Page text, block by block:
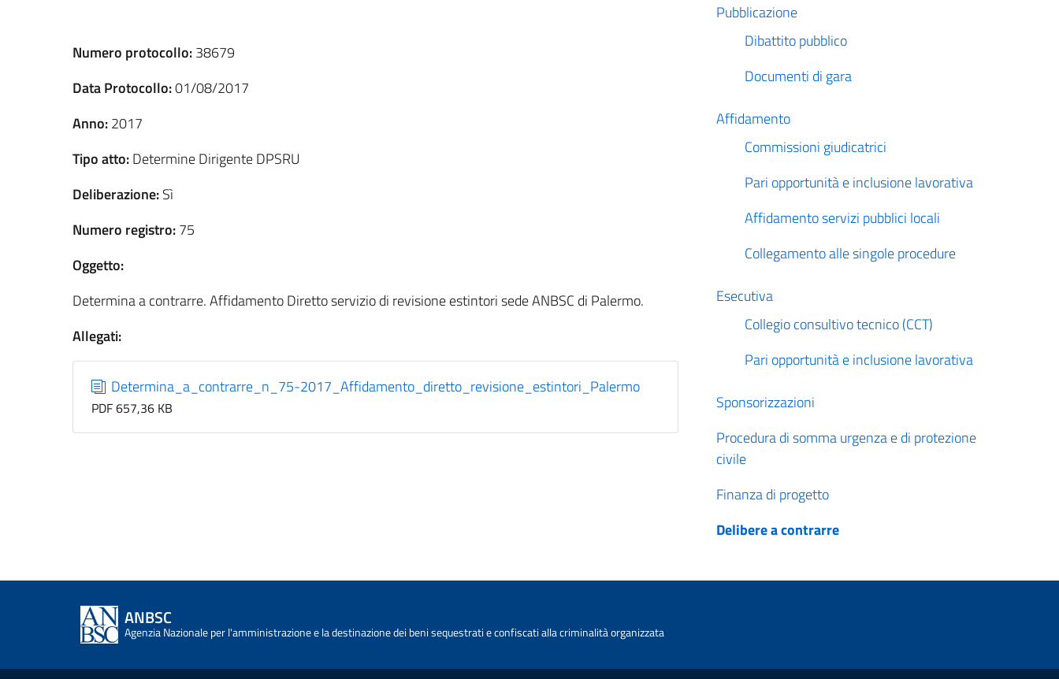
Numero protocollo:38679
Data Protocollo:01/08/2017
Anno:2017
Tipo atto:Determine Dirigente DPSRU
Deliberazione:Sì
Numero registro:75
Oggetto:
Determina a contrarre. Affidamento Diretto servizio di revisione estintori sede ANBSC di Palermo.
Allegati:
Determina_a_contrarre_n_75-2017_Affidamento_diretto_revisione_estintori_Palermo
PDF 657,36 KB
Pubblicazione
Dibattito pubblico
Documenti di gara
Affidamento
Commissioni giudicatrici
Pari opportunità e inclusione lavorativa
Affidamento servizi pubblici locali
Collegamento alle singole procedure
Esecutiva
Collegio consultivo tecnico (CCT)
Pari opportunità e inclusione lavorativa
Sponsorizzazioni
Procedura di somma urgenza e di protezione
civile
Finanza di progetto
Delibere a contrarre
ANBSC
Agenzia Nazionale per l'amministrazione e la destinazione dei beni sequestrati e confiscati alla criminalità organizzata